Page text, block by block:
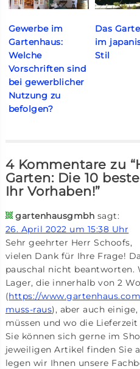
Gewerbe im
Gartenhaus:
Welche
Vorschriften sind
bei gewerblicher
Nutzung zu
befolgen?
Das
im
Stil
4 Kommentare zu
Garten: Die 10
Ihr Vorhaben!”
gartenhausgmbh sagt:
26. April 2022 um 15:38 Uhr
Sehr geehrter Herr Schoofs,
vielen Dank für Ihre Frage!
pauschal nicht beantworten.
Lager, die innerhalb von 2
(https://
muss-raus), aber auch
müssen und wo die
Sie können sich gerne im
jeweiligen Artikel finden Sie
legen wir Ihnen unsere